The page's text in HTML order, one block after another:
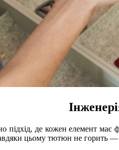
підхід, де кожен елемент
цьому тютюн не горить